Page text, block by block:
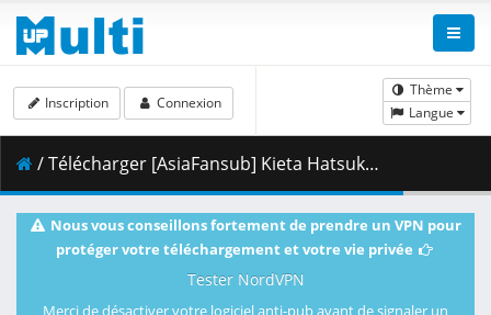
Thème
Langue
Inscription Connexion
/ Télécharger [AsiaFansub] Kieta Hatsukoi 08 vostfr.mp4 ( 789.05 MB )
Nous vous conseillons fortement de prendre un VPN pour
protéger votre téléchargement et votre vie privée
Tester NordVPN
Merci de désactiver votre logiciel anti-pub avant de signaler un